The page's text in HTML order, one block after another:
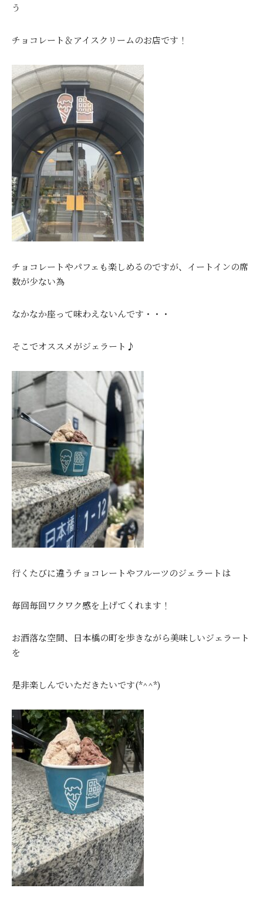
う
チョコレート＆アイスクリームのお店です！
チョコレートやパフェも楽しめるのですが、イートインの席
数が少ない為
なかなか座って味わえないんです・・・
そこでオススメがジェラート♪
行くたびに違うチョコレートやフルーツのジェラートは
毎回毎回ワクワク感を上げてくれます！
お洒落な空間、日本橋の町を歩きながら美味しいジェラート
を
是非楽しんでいただきたいです(*^^*)